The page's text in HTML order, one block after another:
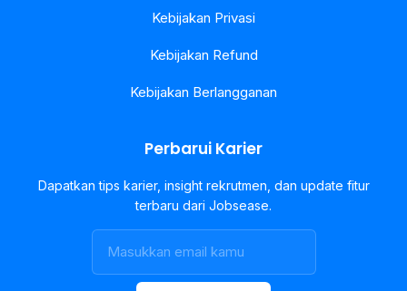
Kebijakan Privasi
Kebijakan Refund
Kebijakan Berlangganan
Perbarui Karier
Dapatkan tips karier, insight rekrutmen, dan update fitur
terbaru dari Jobsease.